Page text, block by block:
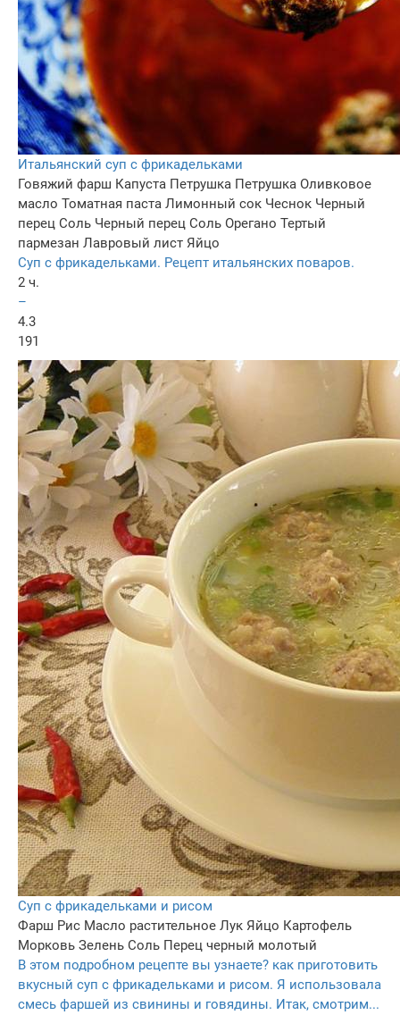
Итальянский суп с фрикадельками
Говяжий фарш Капуста Петрушка Петрушка Оливковое
масло Томатная паста Лимонный сок Чеснок Черный
перец Соль Черный перец Соль Орегано Тертый
пармезан Лавровый лист Яйцо
Суп с фрикадельками. Рецепт итальянских поваров.
2 ч.
–
4.3
191
Суп с фрикадельками и рисом
Фарш Рис Масло растительное Лук Яйцо Картофель
Морковь Зелень Соль Перец черный молотый
В этом подробном рецепте вы узнаете? как приготовить
вкусный суп с фрикадельками и рисом. Я использовала
смесь фаршей из свинины и говядины. Итак, смотрим...